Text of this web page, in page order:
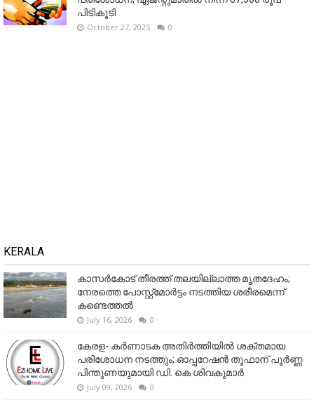
പിടികൂടി
October 27, 2025 0
KERALA
കാസർകോട് തീരത്ത് തലയില്ലാത്ത മൃതദേഹം;
നേരത്തെ പോസ്റ്റ്‌മോർട്ടം നടത്തിയ ശരീരമെന്ന്
കണ്ടെത്തൽ
July 16, 2026 0
കേരള- കർണാടക അതിർത്തിയിൽ ശക്തമായ
പരിശോധന നടത്തും; ഓപ്പറേഷൻ തൂഫാന് പൂർണ്ണ
പിന്തുണയുമായി ഡി. കെ ശിവകുമാർ
July 09, 2026 0